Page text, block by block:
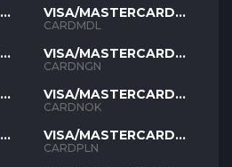
VISA/MASTERCARD
MDL
CARDMDL
VISA/MASTERCARD
NGN
CARDNGN
VISA/MASTERCARD
NOK
CARDNOK
VISA/MASTERCARD
PLN
CARDPLN